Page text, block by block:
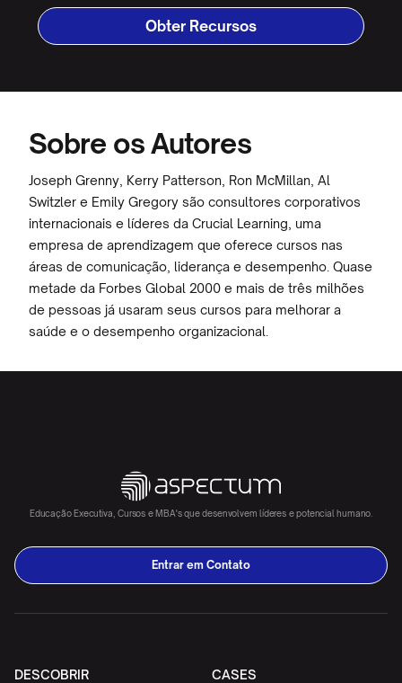
Sobre os Autores
Joseph Grenny, Kerry Patterson, Ron McMillan, Al
Switzler e Emily Gregory são consultores corporativos
internacionais e líderes da Crucial Learning, uma
empresa de aprendizagem que oferece cursos nas
áreas de comunicação, liderança e desempenho. Quase
metade da Forbes Global 2000 e mais de três milhões
de pessoas já usaram seus cursos para melhorar a
saúde e o desempenho organizacional.
Educação Executiva, Cursos e MBA's que desenvolvem líderes e potencial humano.
Entrar em Contato
DESCOBRIR CASES